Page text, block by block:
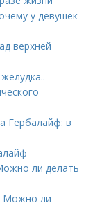
у девушек
верхней
Гербалайф: в
ли делать
Можно ли